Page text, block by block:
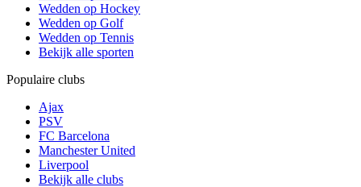
Wedden op Hockey
Wedden op Golf
Wedden op Tennis
Bekijk alle sporten
Populaire clubs
Ajax
PSV
FC Barcelona
Manchester United
Liverpool
Bekijk alle clubs